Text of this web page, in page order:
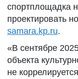
спортплощадка
проектировать
samara.kp.ru.
«В сентябре
объекта
не